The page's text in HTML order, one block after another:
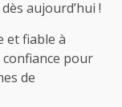
aujourd’hui !
et fiable à
pour
de